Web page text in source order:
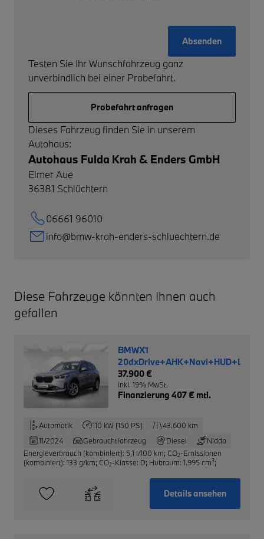
Absenden
Testen Sie Ihr Wunschfahrzeug ganz
unverbindlich bei einer Probefahrt.
Probefahrt anfragen
Dieses Fahrzeug finden Sie in unserem
Autohaus:
Autohaus Fulda Krah & Enders GmbH
Elmer Aue
36381 Schlüchtern
06661 96010
info@bmw-krah-enders-schluechtern.de
Diese Fahrzeuge könnten Ihnen auch
gefallen
BMWX1
37.900 €
inkl. 19% MwSt.
Finanzierung 407 € mtl.
Automatik 110 kW (150 PS)
43.600 km
11/2024
Gebrauchtfahrzeug Diesel
Nidda
Energieverbrauch (kombiniert): 5,1 l/100 km; CO2-Emissionen
(kombiniert): 133 g/km; CO2-Klasse: D; Hubraum: 1.995 cm3;
Details ansehen